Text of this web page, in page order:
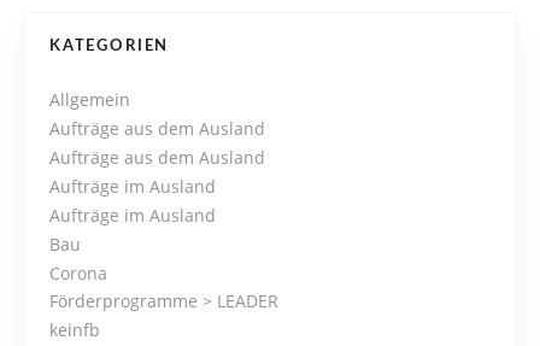
N
KATEGORIEN
Allgemein
Aufträge aus dem Ausland
Aufträge aus dem Ausland
Aufträge im Ausland
Aufträge im Ausland
Bau
Corona
Förderprogramme > LEADER
keinfb